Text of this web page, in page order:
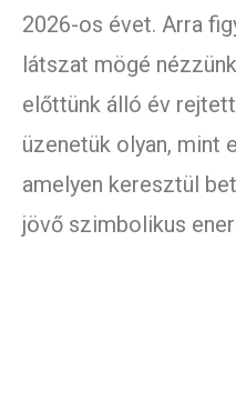
2026-os évet. Arra
látszat mögé
előttünk álló év
üzenetük olyan, mint
amelyen keresztül
jövő szimbolikus